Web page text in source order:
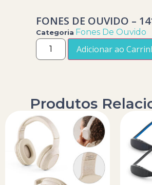
FONES DE OUVIDO –
Categoria Fones De Ouvido
Adicionar ao
Produtos